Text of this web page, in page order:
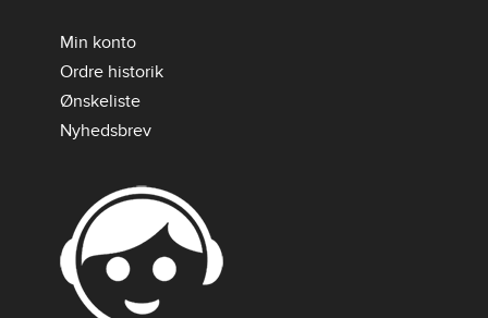
Min konto
Ordre historik
Ønskeliste
Nyhedsbrev